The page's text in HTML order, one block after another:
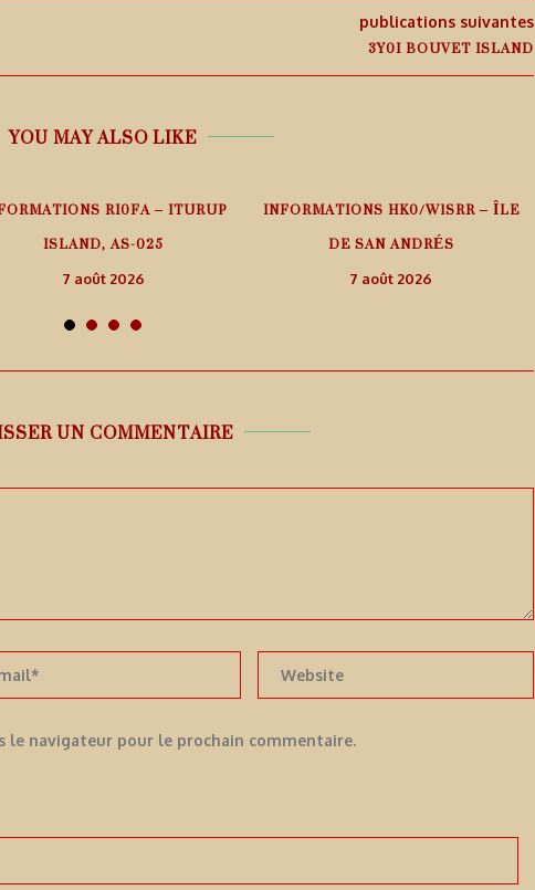
publications suivantes
3Y0I BOUVET ISLAND
YOU MAY ALSO LIKE
RI0FA – ITURUP
ISLAND, AS-025
7 août 2026
INFORMATIONS HK0/W1SRR – ÎLE
DE SAN ANDRÉS
7 août 2026
UN COMMENTAIRE
le navigateur pour le prochain commentaire.